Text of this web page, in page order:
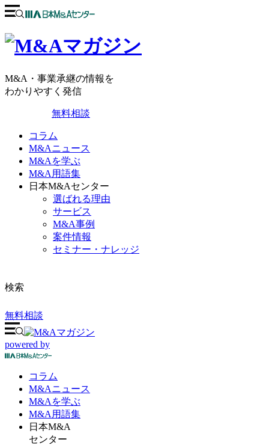
M&A・事業承継の情報を
わかりやすく発信
無料相談
コラム
M&Aニュース
M&Aを学ぶ
M&A用語集
日本M&Aセンター
選ばれる理由
サービス
M&A事例
案件情報
セミナー・ナレッジ
検索
無料相談
powered by
コラム
M&Aニュース
M&Aを学ぶ
M&A 用語集
日本M&A
センター